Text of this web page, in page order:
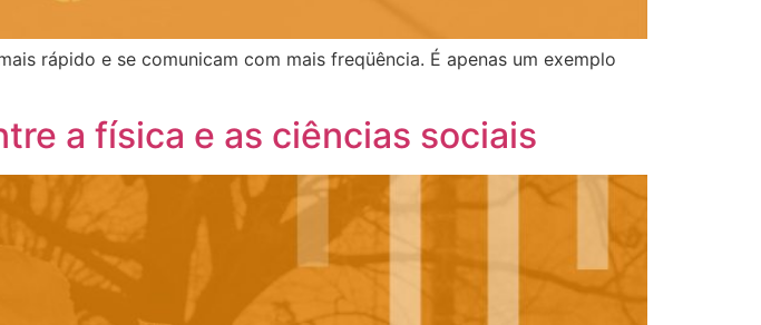
rápido e se comunicam com mais freqüência. É apenas um exemplo
a física e as ciências sociais